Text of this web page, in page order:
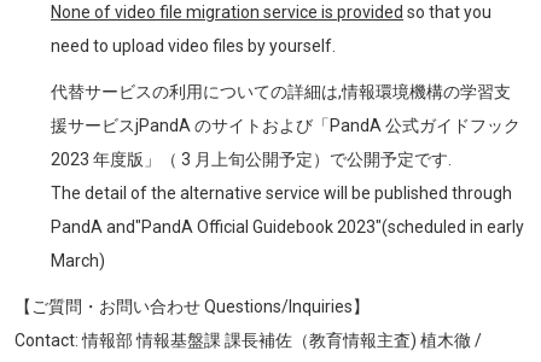
None of video file migration service is provided so that you
need to upload video files by yourself.
代替サービスの利用についての詳細は,情報環境機構の学習支
援サービスjPandA のサイトおよび「PandA 公式ガイドフック
2023 年度版」（ 3 月上旬公開予定）で公開予定です.
The detail of the alternative service will be published through
PandA and"PandA Official Guidebook 2023"(scheduled in early
March)
【ご質問・お問い合わせ Questions/Inquiries】
Contact: 情報部 情報基盤課 課長補佐（教育情報主査) 植木徹 /